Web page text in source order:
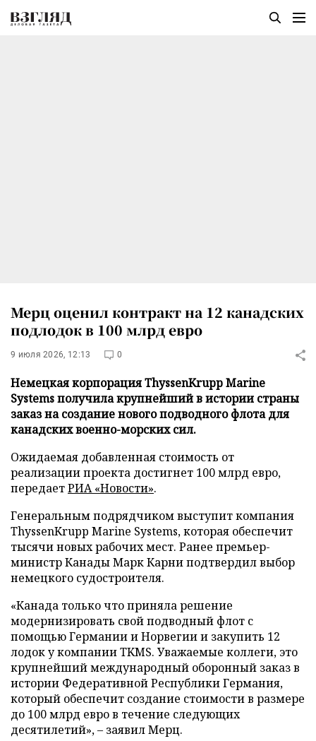
Мерц оценил контракт на 12 канадских
подлодок в 100 млрд евро
9 июля 2026, 12:13 0
Немецкая корпорация ThyssenKrupp Marine
Systems получила крупнейший в истории страны
заказ на создание нового подводного флота для
канадских военно-морских сил.
Ожидаемая добавленная стоимость от
реализации проекта достигнет 100 млрд евро,
передаетРИА «Новости».
Генеральным подрядчиком выступит компания
ThyssenKrupp Marine Systems, которая обеспечит
тысячи новых рабочих мест. Ранее премьер-
министр Канады Марк Карни подтвердил выбор
немецкого судостроителя.
«Канада только что приняла решение
модернизировать свой подводный флот с
помощью Германии и Норвегии и закупить 12
лодок у компании TKMS. Уважаемые коллеги, это
крупнейший международный оборонный заказ в
истории Федеративной Республики Германия,
который обеспечит создание стоимости в размере
до 100 млрд евро в течение следующих
десятилетий», – заявил Мерц.